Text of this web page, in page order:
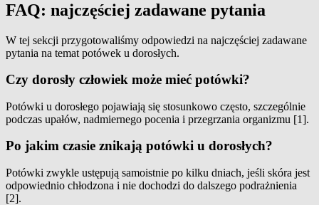
FAQ: najczęściej zadawane pytania
W tej sekcji przygotowaliśmy odpowiedzi na najczęściej zadawane
pytania na temat potówek u dorosłych.
Czy dorosły człowiek może mieć potówki?
Potówki u dorosłego pojawiają się stosunkowo często, szczególnie
podczas upałów, nadmiernego pocenia i przegrzania organizmu [1].
Po jakim czasie znikają potówki u dorosłych?
Potówki zwykle ustępują samoistnie po kilku dniach, jeśli skóra jest
odpowiednio chłodzona i nie dochodzi do dalszego podrażnienia
[2].